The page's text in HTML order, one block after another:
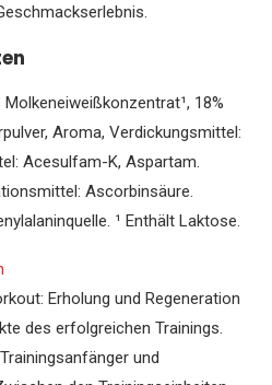
18%
Aroma, Verdickungsmittel:
Acesulfam-K, Aspartam.
Ascorbinsäure.
¹ Enthält Laktose.
Erholung und Regeneration
des erfolgreichen Trainings.
und